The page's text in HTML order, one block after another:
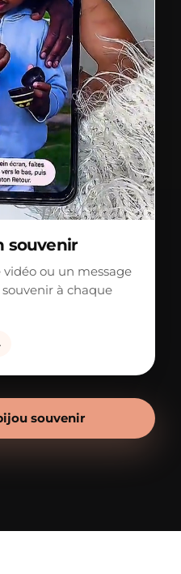
souvenir
ou un message
à chaque
souvenir